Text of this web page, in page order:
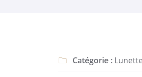
En cochant cette case, vous consentez à
 Catégorie :